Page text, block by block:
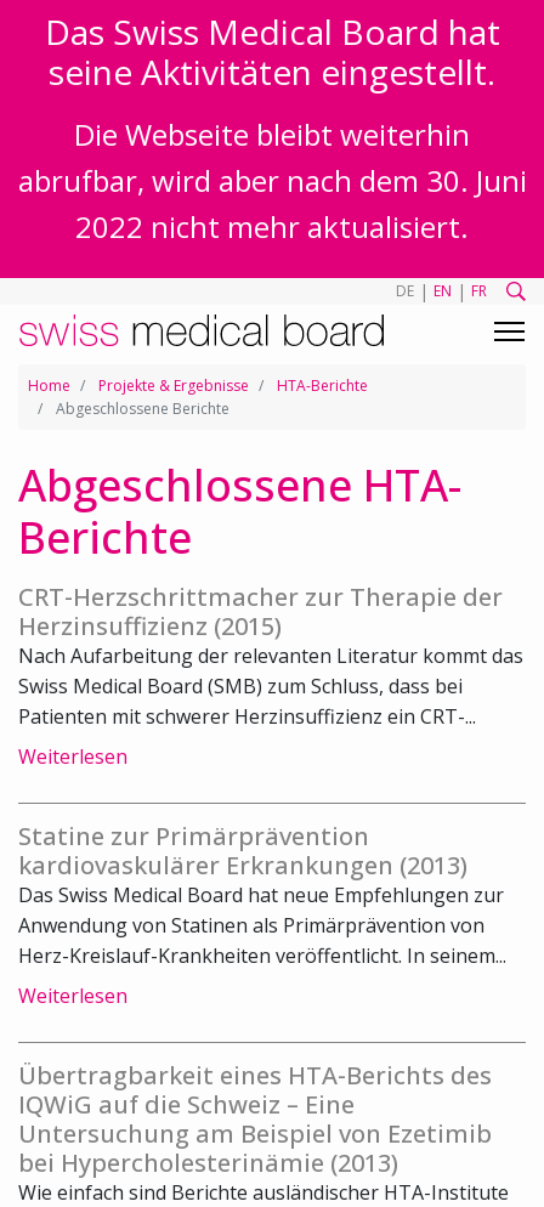
Das Swiss Medical Board hat
seine Aktivitäten eingestellt.
Die Webseite bleibt weiterhin
abrufbar, wird aber nach dem 30. Juni
2022 nicht mehr aktualisiert.
DE | EN | FR
Home Projekte & Ergebnisse
HTA-Berichte
Abgeschlossene Berichte
Abgeschlossene HTA-
Berichte
CRT-Herzschrittmacher zur Therapie der
Herzinsuffizienz (2015)
Nach Aufarbeitung der relevanten Literatur kommt das
Swiss Medical Board (SMB) zum Schluss, dass bei
Patienten mit schwerer Herzinsuffizienz ein CRT-...
Weiterlesen
Statine zur Primärprävention
kardiovaskulärer Erkrankungen (2013)
Das Swiss Medical Board hat neue Empfehlungen zur
Anwendung von Statinen als Primärprävention von
Herz-Kreislauf-Krankheiten veröffentlicht. In seinem...
Weiterlesen
Übertragbarkeit eines HTA-Berichts des
IQWiG auf die Schweiz – Eine
Untersuchung am Beispiel von Ezetimib
bei Hypercholesterinämie (2013)
Wie einfach sind Berichte ausländischer HTA-Institute